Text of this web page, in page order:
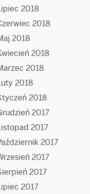
2018
2018
2018
2018
2018
2018
2018
2017
2017
2017
2017
2017
2017